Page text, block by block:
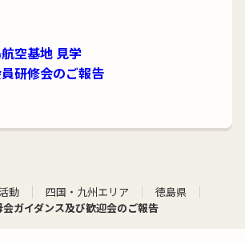
空基地 見学
研修会のご報告
動 四国・九州エリア
徳島県
ガイダンス及び歓迎会のご報告